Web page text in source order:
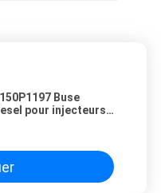
Buse
pour injecteurs